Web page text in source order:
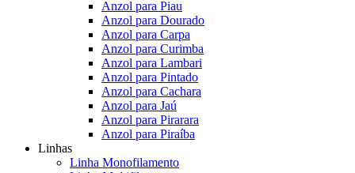
Anzol para Piau
Anzol para Dourado
Anzol para Carpa
Anzol para Curimba
Anzol para Lambari
Anzol para Pintado
Anzol para Cachara
Anzol para Jaú
Anzol para Pirarara
Anzol para Piraíba
Linhas
Linha Monofilamento